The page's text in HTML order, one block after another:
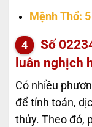
Mệnh Thổ:
Số
luân nghịch
Có nhiều
để tính toán,
thủy. Theo đó,